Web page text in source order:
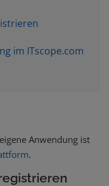
im ITscope.com
Anwendung ist
.